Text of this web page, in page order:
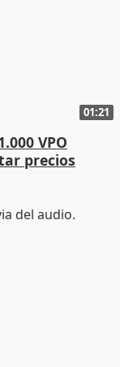
01:21
VPO
precios